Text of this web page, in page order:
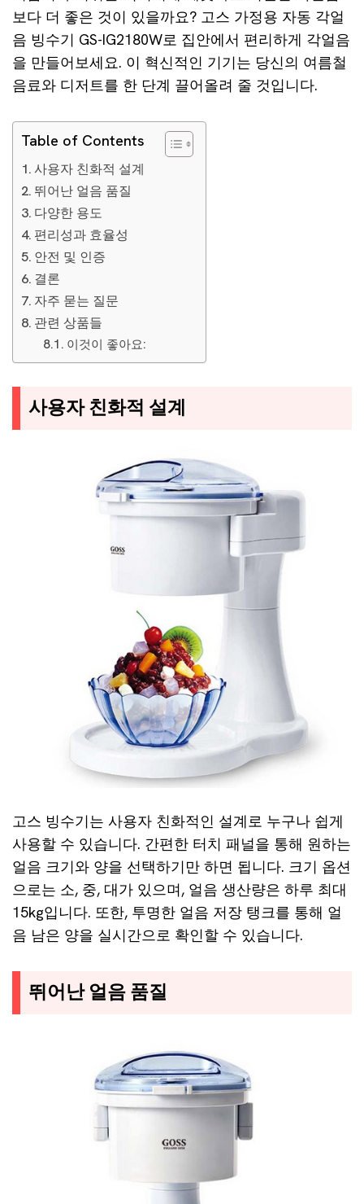
보다 더 좋은 것이 있을까요? 고스 가정용 자동 각얼
음 빙수기 GS-IG2180W로 집안에서 편리하게 각얼음
을 만들어보세요. 이 혁신적인 기기는 당신의 여름철
음료와 디저트를 한 단계 끌어올려 줄 것입니다.
Table of Contents
사용자 친화적 설계
뛰어난 얼음 품질
다양한 용도
편리성과 효율성
안전 및 인증
결론
자주 묻는 질문
관련 상품들
이것이 좋아요:
사용자 친화적 설계
고스 빙수기는 사용자 친화적인 설계로 누구나 쉽게
사용할 수 있습니다. 간편한 터치 패널을 통해 원하는
얼음 크기와 양을 선택하기만 하면 됩니다. 크기 옵션
으로는 소, 중, 대가 있으며, 얼음 생산량은 하루 최대
15kg입니다. 또한, 투명한 얼음 저장 탱크를 통해 얼
음 남은 양을 실시간으로 확인할 수 있습니다.
뛰어난 얼음 품질